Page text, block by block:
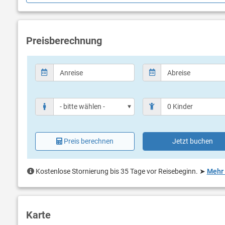
Fließendes Warm- und Kaltwasser ist in der Küche, im
Der Solarstrom beträgt 220 V. Bitte benutzen Sie keine
Eventuelle Schäden, die durch Missachtung dieser Warnung
Im Haus gibt es Standardsteckdosen, sodass Gäste ihre
Frische Bettwäsche und Handtücher sind vorbereitet und
Es besteht die Möglichkeit, SIM-Karten für wöchentliche
dann als Hotspot für verschiedene andere Geräte. Die
Sie in Ihrer Anfrage an, mit wie vielen Haustieren Sie reisen.
offene Gewässer besitzt). Es ist ratsam, das Boot im Voraus zu
Preisberechnung
Preis berechnen Jetzt buchen
Kostenlose Stornierung bis 35 Tage vor Reisebeginn. ➤
Karte